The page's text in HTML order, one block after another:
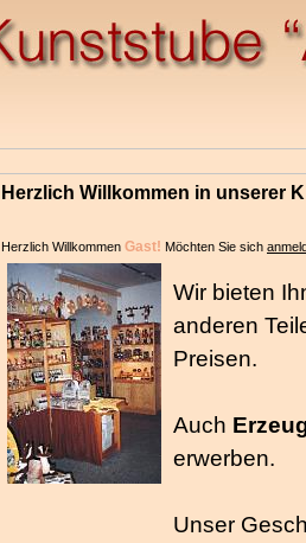
Herzlich Willkommen in unserer
Herzlich Willkommen Gast! Möchten Sie sich
Wir bieten
anderen
Preisen.
Auch
erwerben.
Unser